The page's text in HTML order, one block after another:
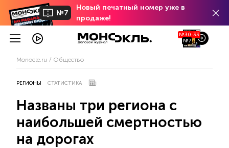
№7
Новый печатный номер уже в
продаже!
№30-33
№7
Monocle.ru Общество
РЕГИОНЫ СТАТИСТИКА
Названы три региона с
наибольшей смертностью
на дорогах